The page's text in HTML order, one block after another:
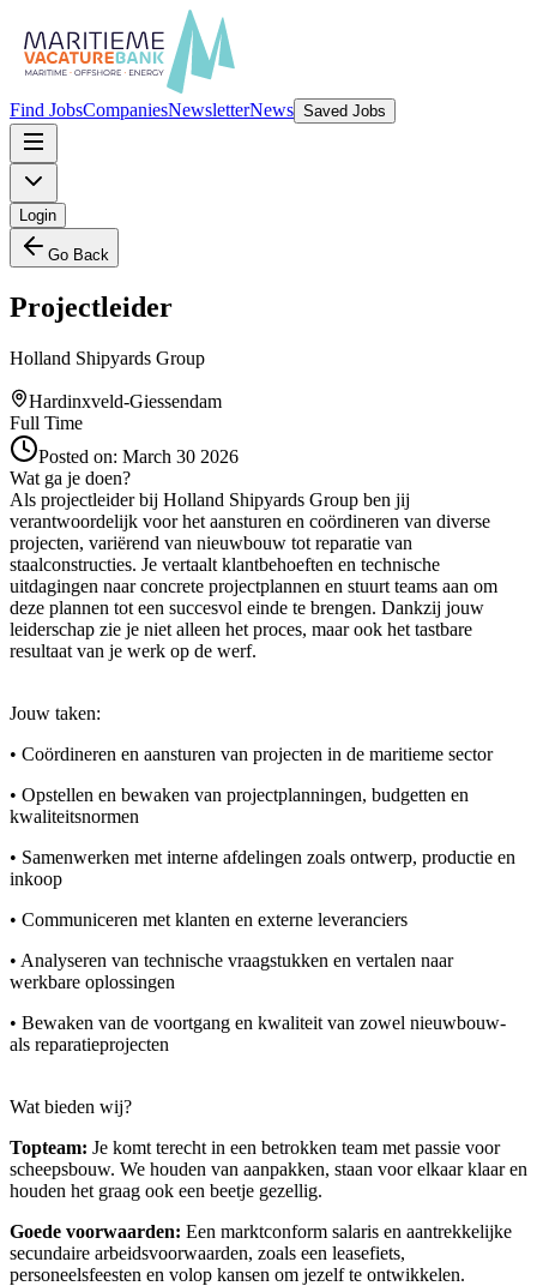
Find JobsCompaniesNewsletterNews Saved Jobs
Login
Go Back
Projectleider
Holland Shipyards Group
Hardinxveld-Giessendam
Full Time
Posted on: March 30 2026
Wat ga je doen?
Als projectleider bij Holland Shipyards Group ben jij
verantwoordelijk voor het aansturen en coördineren van diverse
projecten, variërend van nieuwbouw tot reparatie van
staalconstructies. Je vertaalt klantbehoeften en technische
uitdagingen naar concrete projectplannen en stuurt teams aan om
deze plannen tot een succesvol einde te brengen. Dankzij jouw
leiderschap zie je niet alleen het proces, maar ook het tastbare
resultaat van je werk op de werf.
Jouw taken:
• Coördineren en aansturen van projecten in de maritieme sector
• Opstellen en bewaken van projectplanningen, budgetten en
kwaliteitsnormen
• Samenwerken met interne afdelingen zoals ontwerp, productie en
inkoop
• Communiceren met klanten en externe leveranciers
• Analyseren van technische vraagstukken en vertalen naar
werkbare oplossingen
• Bewaken van de voortgang en kwaliteit van zowel nieuwbouw-
als reparatieprojecten
Wat bieden wij?
Topteam: Je komt terecht in een betrokken team met passie voor
scheepsbouw. We houden van aanpakken, staan voor elkaar klaar en
houden het graag ook een beetje gezellig.
Goede voorwaarden: Een marktconform salaris en aantrekkelijke
secundaire arbeidsvoorwaarden, zoals een leasefiets,
personeelsfeesten en volop kansen om jezelf te ontwikkelen.